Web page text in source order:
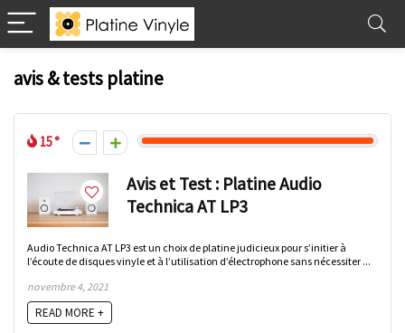
avis & tests platine
15
Avis et Test : Platine Audio
Technica AT LP3
Audio Technica AT LP3 est un choix de platine judicieux pour s’initier à
l’écoute de disques vinyle et à l’utilisation d’électrophone sans nécessiter ...
novembre 4, 2021
READ MORE +